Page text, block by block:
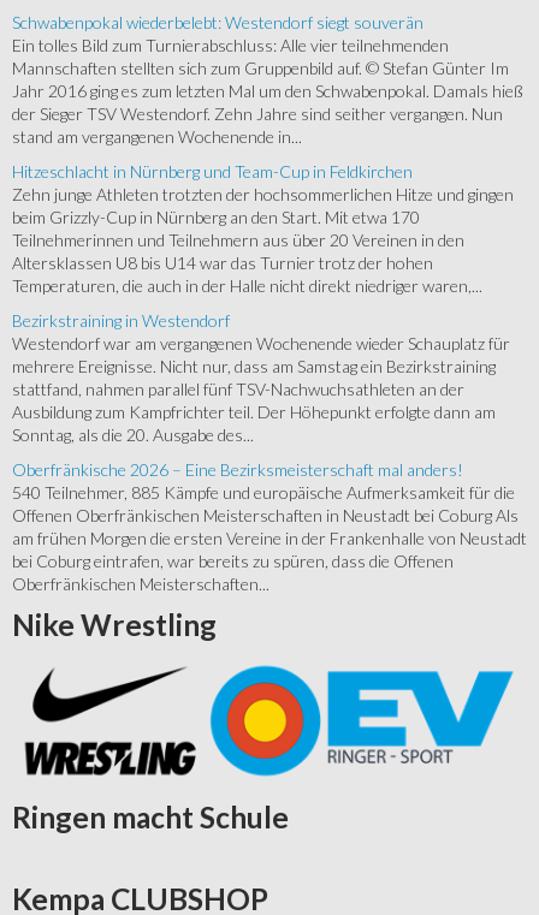
Schwabenpokal wiederbelebt: Westendorf siegt souverän
Ein tolles Bild zum Turnierabschluss: Alle vier teilnehmenden
Mannschaften stellten sich zum Gruppenbild auf. © Stefan Günter Im
Jahr 2016 ging es zum letzten Mal um den Schwabenpokal. Damals hieß
der Sieger TSV Westendorf. Zehn Jahre sind seither vergangen. Nun
stand am vergangenen Wochenende in...
Hitzeschlacht in Nürnberg und Team-Cup in Feldkirchen
Zehn junge Athleten trotzten der hochsommerlichen Hitze und gingen
beim Grizzly-Cup in Nürnberg an den Start. Mit etwa 170
Teilnehmerinnen und Teilnehmern aus über 20 Vereinen in den
Altersklassen U8 bis U14 war das Turnier trotz der hohen
Temperaturen, die auch in der Halle nicht direkt niedriger waren,...
Bezirkstraining in Westendorf
Westendorf war am vergangenen Wochenende wieder Schauplatz für
mehrere Ereignisse. Nicht nur, dass am Samstag ein Bezirkstraining
stattfand, nahmen parallel fünf TSV-Nachwuchsathleten an der
Ausbildung zum Kampfrichter teil. Der Höhepunkt erfolgte dann am
Sonntag, als die 20. Ausgabe des...
Oberfränkische 2026 – Eine Bezirksmeisterschaft mal anders!
540 Teilnehmer, 885 Kämpfe und europäische Aufmerksamkeit für die
Offenen Oberfränkischen Meisterschaften in Neustadt bei Coburg Als
am frühen Morgen die ersten Vereine in der Frankenhalle von Neustadt
bei Coburg eintrafen, war bereits zu spüren, dass die Offenen
Oberfränkischen Meisterschaften...
Nike Wrestling
Ringen macht Schule
Kempa CLUBSHOP